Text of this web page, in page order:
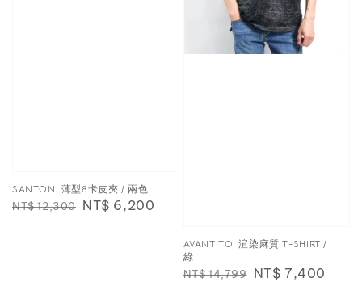
SANTONI 薄型8卡皮夾 / 兩色
Regular
NT$ 12,300 Sale
NT$ 6,200
AVANT TOI 渲染麻質 T-SHIRT /
綠
Regular
NT$ 14,799 Sale
NT$ 7,400